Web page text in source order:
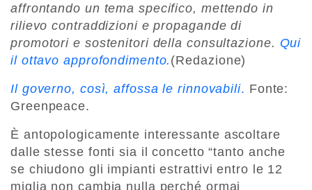
affrontando un tema specifico, mettendo in
rilievo contraddizioni e propagande di
promotori e sostenitori della consultazione. Qui
il ottavo approfondimento. (Redazione)
Il governo, così, affossa le rinnovabili. Fonte:
Greenpeace.
È antopologicamente interessante ascoltare
dalle stesse fonti sia il concetto “tanto anche
se chiudono gli impianti estrattivi entro le 12
miglia non cambia nulla perché ormai